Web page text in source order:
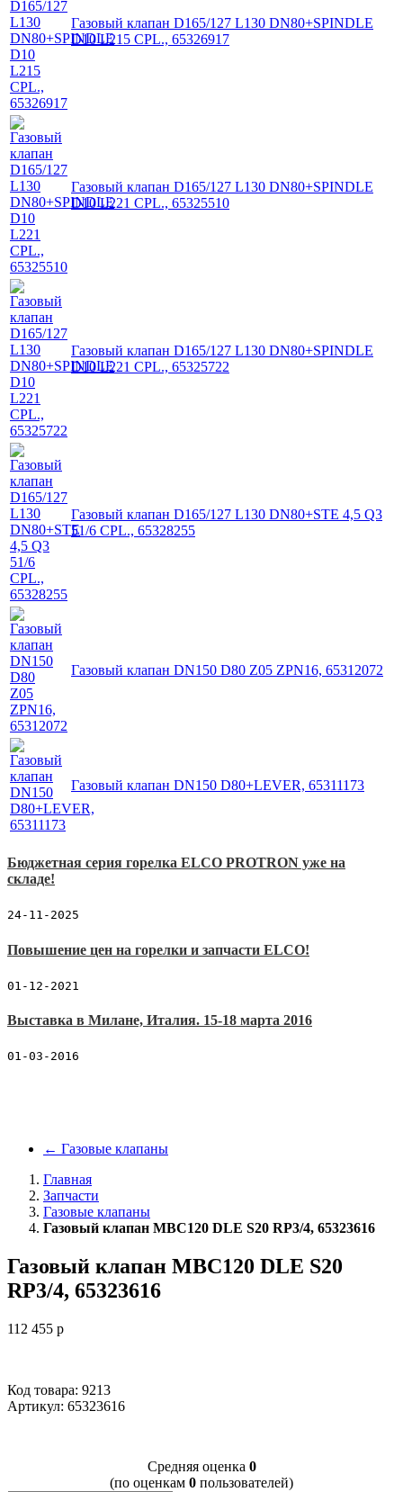
Газовый клапан D165/127 L130 DN80+SPINDLE
D10 L215 CPL., 65326917
Газовый клапан D165/127 L130 DN80+SPINDLE
D10 L221 CPL., 65325510
Газовый клапан D165/127 L130 DN80+SPINDLE
D10 L221 CPL., 65325722
Газовый клапан D165/127 L130 DN80+STE 4,5 Q3
51/6 CPL., 65328255
Газовый клапан DN150 D80 Z05 ZPN16, 65312072
Газовый клапан DN150 D80+LEVER, 65311173
Бюджетная серия горелка ELCO PROTRON уже на
складе!
24-11-2025
Повышение цен на горелки и запчасти ELCO!
01-12-2021
Выставка в Милане, Италия. 15-18 марта 2016
01-03-2016
← Газовые клапаны
Главная
Запчасти
Газовые клапаны
Газовый клапан MBC120 DLE S20 RP3/4, 65323616
Газовый клапан MBC120 DLE S20
RP3/4, 65323616
112 455 p
Код товара: 9213
Артикул: 65323616
Cредняя оценка 0
(по оценкам 0 пользователей)